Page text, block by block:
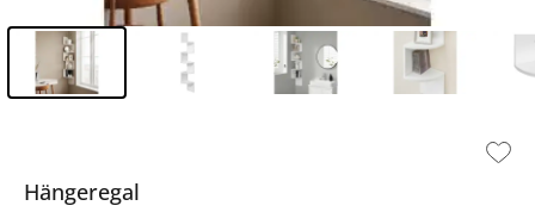
Hängeregal